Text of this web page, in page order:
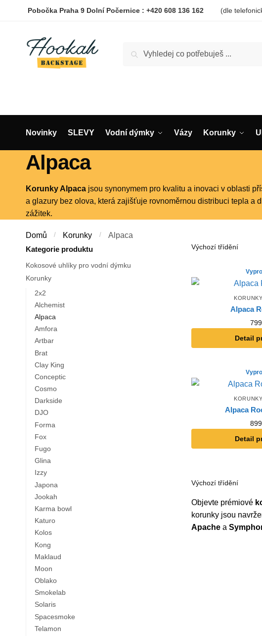
Pobočka Praha 9 Dolní Počernice : +420 608 136 162 (dle
Hledat
Novinky SLEVY Vodní dýmky Vázy Korunky
Alpaca
Korunky Alpaca jsou synonymem pro kvalitu a inovaci v oblasti
a glazury bez olova, která zajišťuje rovnoměrnou distribuci tepla a
zážitek.
Domů / Korunky / Alpaca
KORUNKY
Alpaca
799
Detail
KORUNKY
Alpaca
899
Detail
Objevte prémiové
korunky jsou
Apachea
Kategorie produktu
Kokosové uhlíky pro vodní dýmku
Korunky
2x2
Alchemist
Alpaca
Amfora
Artbar
Brat
Clay King
Conceptic
Cosmo
Darkside
DJO
Forma
Fox
Fugo
Glina
Izzy
Japona
Jookah
Karma bowl
Katuro
Kolos
Kong
Maklaud
Moon
Oblako
Smokelab
Solaris
Spacesmoke
Telamon